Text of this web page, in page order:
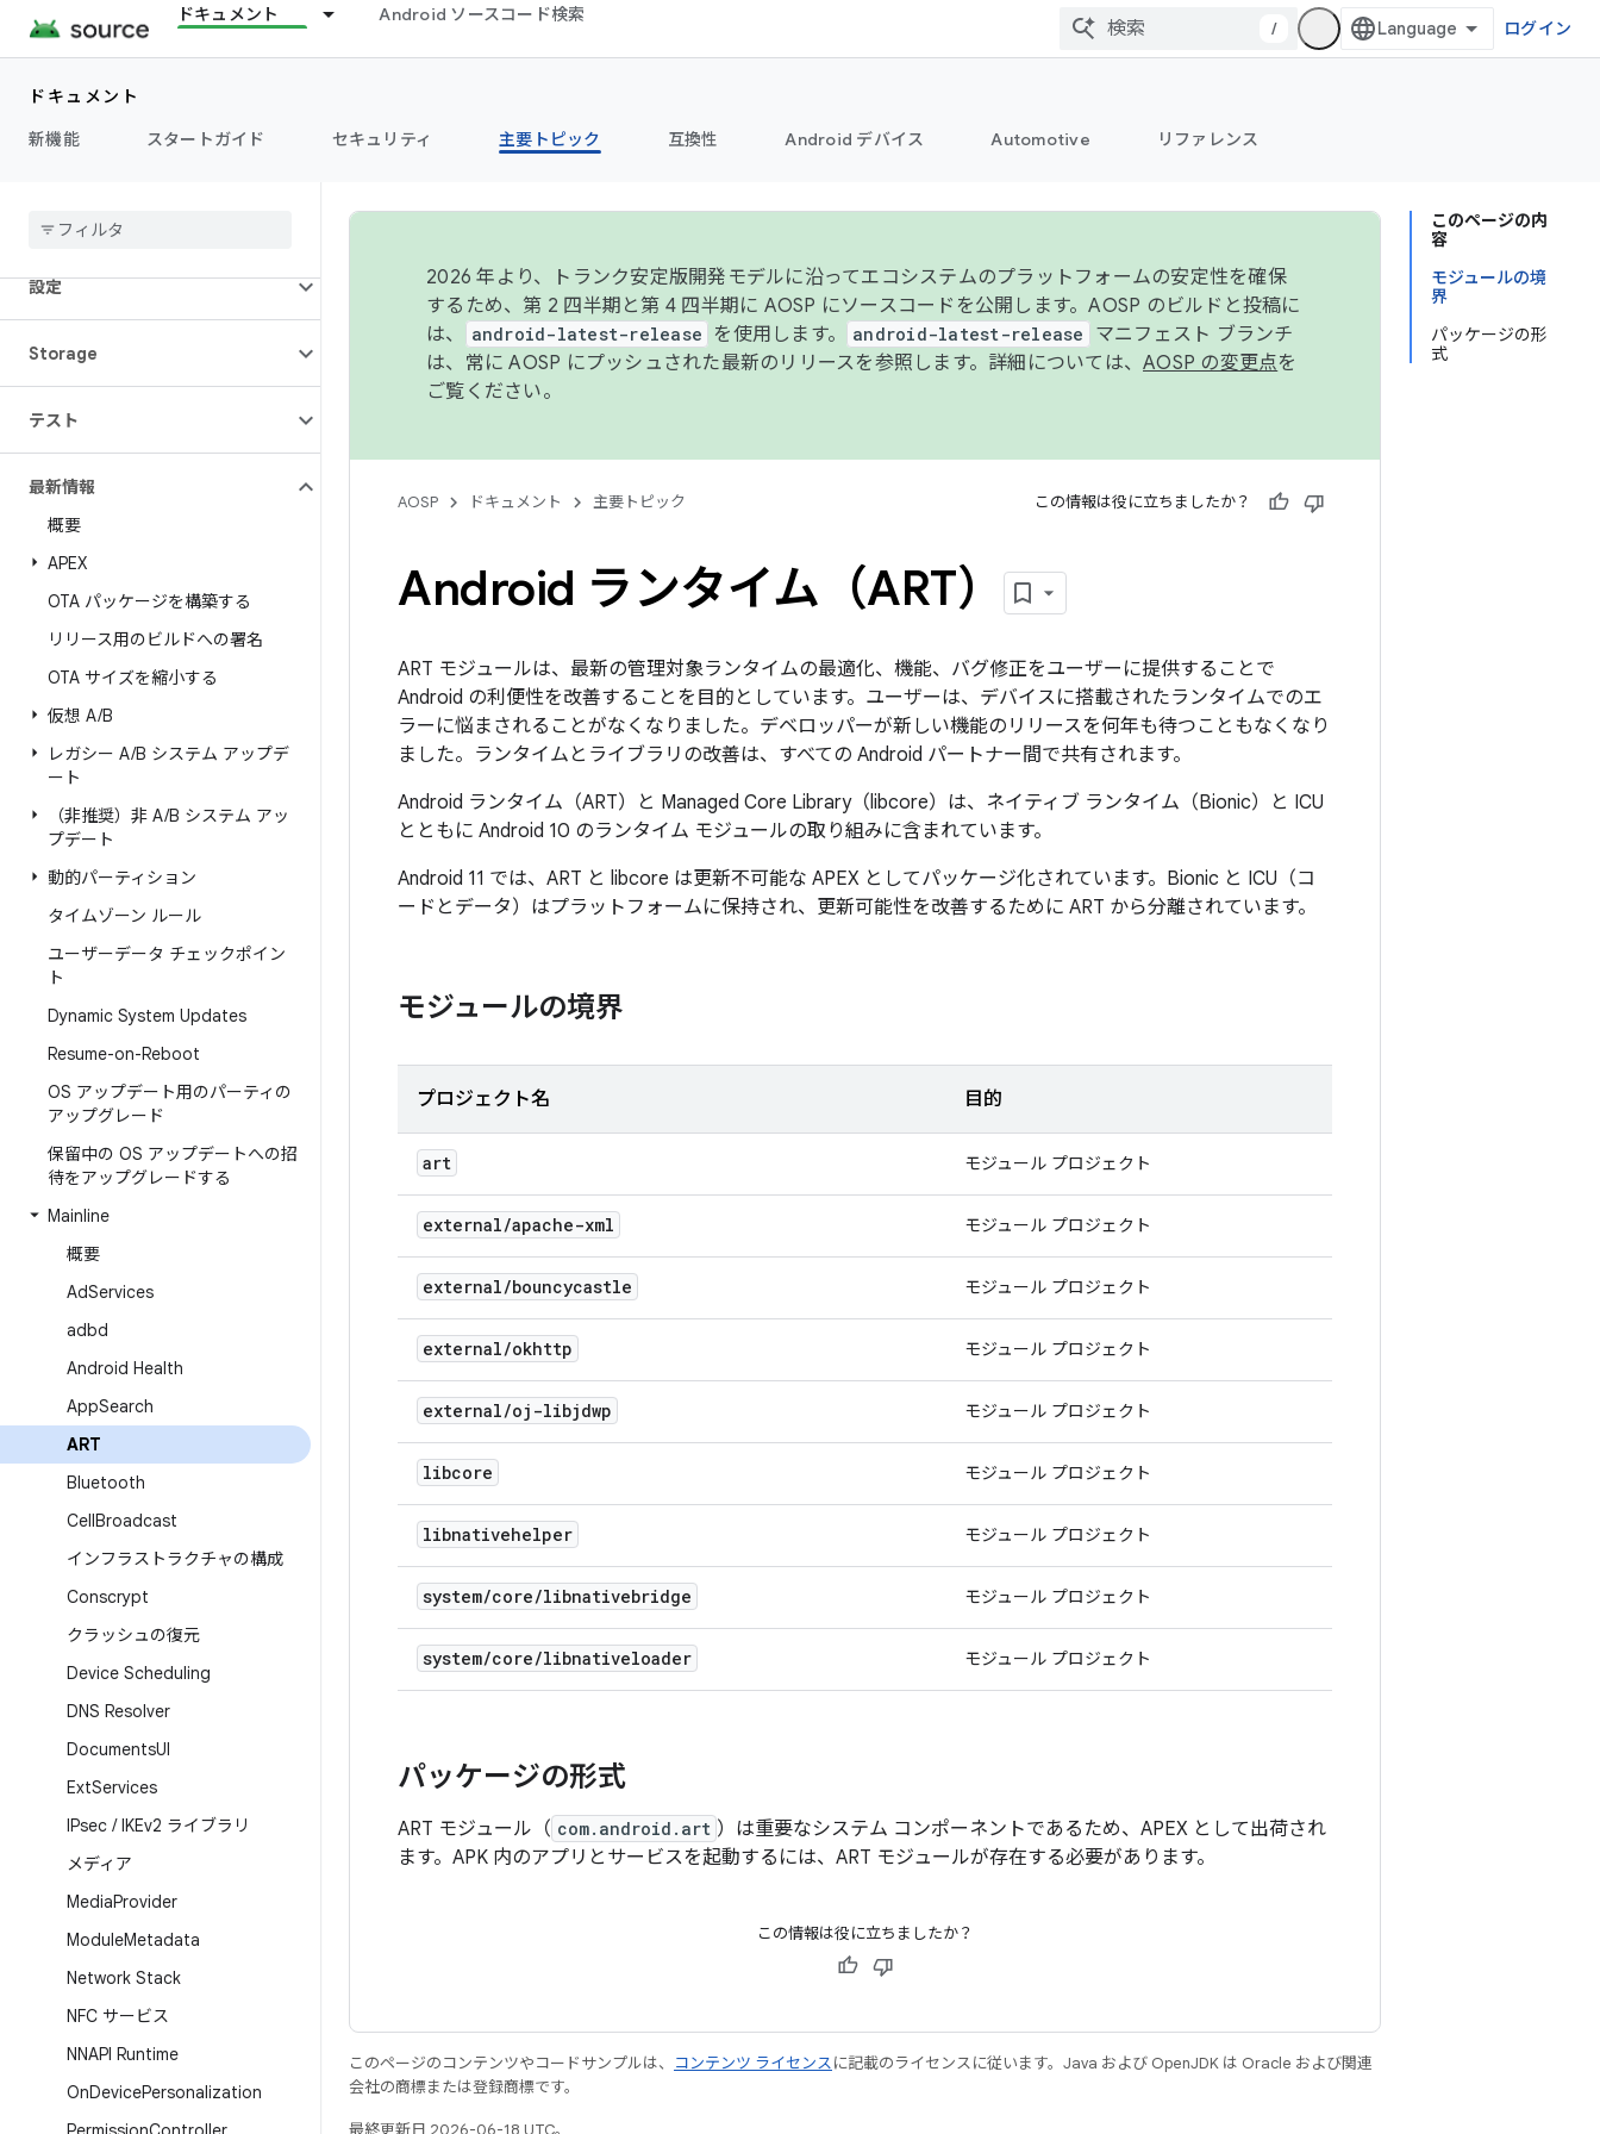
ドキュメント Android ソースコード検索
/ ログイン
ドキュメント
新機能
スタートガイド セキュリティ 主要トピック 互換性 Android デバイス Automotive リファレンス
パフォーマンス
権限
電源
ランタイム
設定
Storage
テスト
最新情報
概要
APEX
OTA パッケージを構築する
リリース用のビルドへの署名
OTA サイズを縮小する
仮想 A/B
レガシー A/B システム アップデ
ート
（非推奨）非 A/B システム アッ
プデート
動的パーティション
タイムゾーン ルール
ユーザーデータ チェックポイン
ト
Dynamic System Updates
Resume-on-Reboot
OS アップデート用のパーティの
アップグレード
保留中の OS アップデートへの招
待をアップグレードする
Mainline
概要
AdServices
adbd
Android Health
AppSearch
ART
Bluetooth
CellBroadcast
インフラストラクチャの構成
Conscrypt
クラッシュの復元
Device Scheduling
DNS Resolver
DocumentsUI
ExtServices
IPsec /IKEv2 ライブラリ
メディア
MediaProvider
ModuleMetadata
Network Stack
NFC サービス
NNAPI Runtime
OnDevicePersonalization
このページの内
容
モジュールの境
界
パッケージの形
式
2026 年より、トランク安定版開発モデルに沿ってエコシステムのプラットフォームの安定性を確保
するため、第 2 四半期と第 4 四半期に AOSP にソースコードを公開します。AOSP のビルドと投稿に
は、
android-latest-release を使用します。 android-latest-release
マニフェスト ブランチ
は、常に AOSP にプッシュされた最新のリリースを参照します。詳細については、 AOSP の変更点を
ご覧ください。
AOSP ドキュメント 主要トピック この情報は役に立ちましたか？
Android ランタイム（ART）
ART モジュールは、最新の管理対象ランタイムの最適化、機能、バグ修正をユーザーに提供することで
Android の利便性を改善することを目的としています。ユーザーは、デバイスに搭載されたランタイムでのエ
ラーに悩まされることがなくなりました。デベロッパーが新しい機能のリリースを何年も待つこともなくなり
ました。ランタイムとライブラリの改善は、すべての Android パートナー間で共有されます。
Android ランタイム（ART）と Managed Core Library（libcore）は、ネイティブ ランタイム（Bionic）と ICU
とともに Android 10 のランタイム モジュールの取り組みに含まれています。
Android 11 では、ART と libcore は更新不可能な APEX としてパッケージ化されています。Bionic と ICU（コ
ードとデータ）はプラットフォームに保持され、更新可能性を改善するために ART から分離されています。
モジュールの境界
プロジェクト名 目的
art モジュール プロジェクト
external/apache-xml モジュール プロジェクト
external/bouncycastle モジュール プロジェクト
external/okhttp モジュール プロジェクト
external/oj-libjdwp モジュール プロジェクト
libcore モジュール プロジェクト
libnativehelper モジュール プロジェクト
system/core/libnativebridge モジュール プロジェクト
system/core/libnativeloader モジュール プロジェクト
パッケージの形式
ART モジュール（ com.android.art ）は重要なシステム コンポーネントであるため、APEX として出荷され
ます。APK 内のアプリとサービスを起動するには、ART モジュールが存在する必要があります。
この情報は役に立ちましたか？
このページのコンテンツやコードサンプルは、 コンテンツ ライセンスに記載のライセンスに従います。Java および OpenJDK は Oracle および関連
会社の商標または登録商標です。
最終更新日 2026-06-18 UTC。